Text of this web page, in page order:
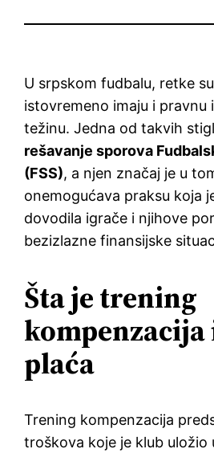
U srpskom fudbalu, retke
istovremeno imaju i pravnu
težinu. Jedna od takvih
rešavanje sporova
(FSS), a njen značaj je u
onemogućava praksu koja
dovodila igrače i njihove
bezizlazne finansijske
Šta je trening
kompenzacija
plaća
Trening kompenzacija
troškova koje je klub uložio